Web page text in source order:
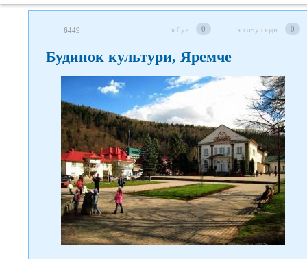
6449 я був 0 я хочу сюди 0
Будинок культури, Яремче